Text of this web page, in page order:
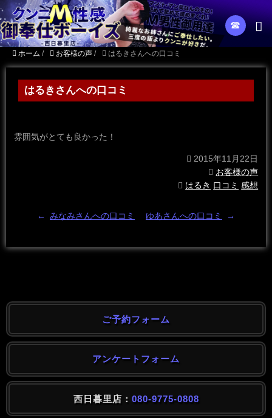
☎︎
ホーム / お客様の声 / はるきさんへの口コミ
はるきさんへの口コミ
雰囲気がとても良かった！
2015年11月22日
お客様の声
はるき 口コミ 感想
← みなみさんへの口コミ ゆあさんへの口コミ →
ご予約フォーム
アンケートフォーム
西日暮里店： 080-9775-0808